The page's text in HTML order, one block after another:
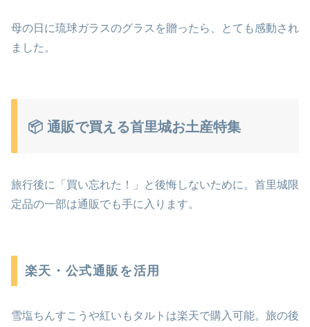
母の日に琉球ガラスのグラスを贈ったら、とても感動され
ました。
📦 通販で買える首里城お土産特集
旅行後に「買い忘れた！」と後悔しないために。首里城限
定品の一部は通販でも手に入ります。
楽天・公式通販を活用
雪塩ちんすこうや紅いもタルトは楽天で購入可能。旅の後